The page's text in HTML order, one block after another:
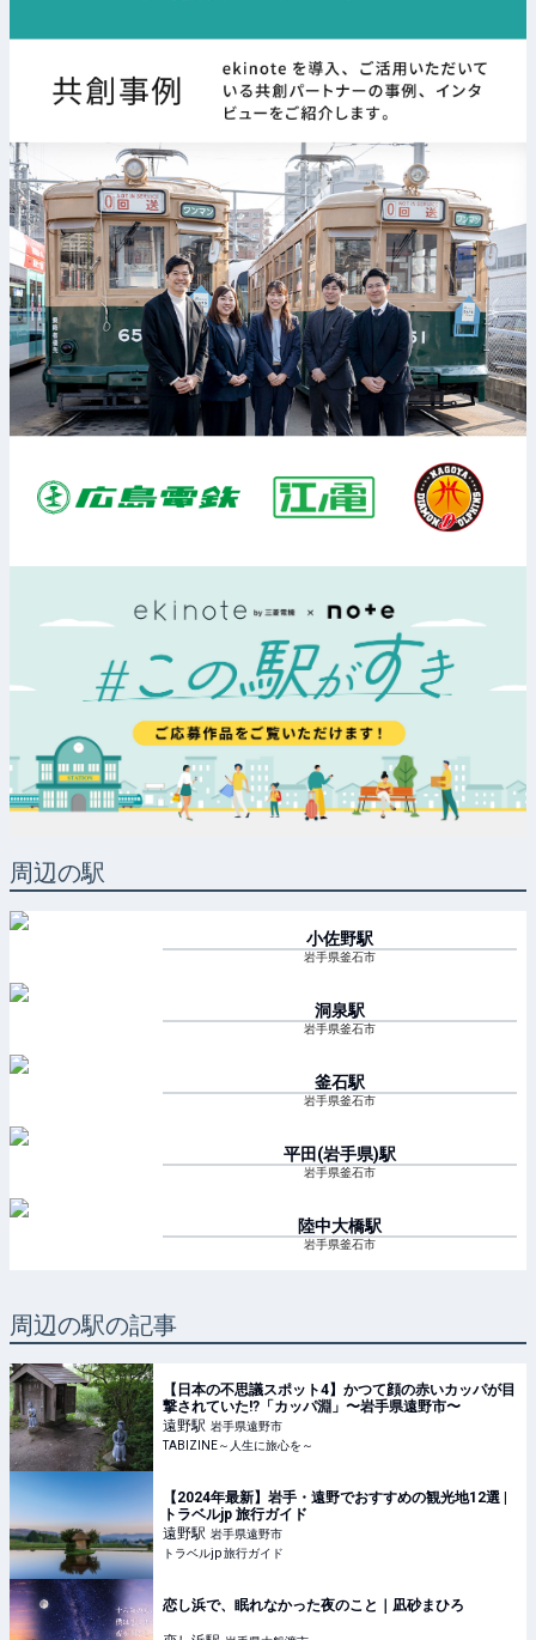
周辺の駅
小佐野駅
岩手県釜石市
洞泉駅
岩手県釜石市
釜石駅
岩手県釜石市
平田(岩手県)駅
岩手県釜石市
陸中大橋駅
岩手県釜石市
周辺の駅の記事
【日本の不思議スポット4】かつて顔の赤いカッパが目
撃されていた!?「カッパ淵」〜岩手県遠野市〜
遠野駅 岩手県遠野市
TABIZINE～人生に旅心を～
【2024年最新】岩手・遠野でおすすめの観光地12選 |
トラベルjp 旅行ガイド
遠野駅 岩手県遠野市
トラベルjp 旅行ガイド
恋し浜で、眠れなかった夜のこと｜凪砂まひろ